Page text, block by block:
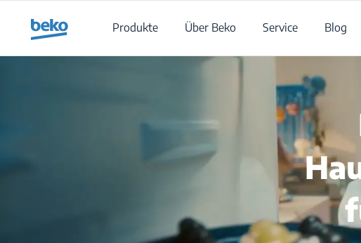
Produkte
Über Beko Service Blog